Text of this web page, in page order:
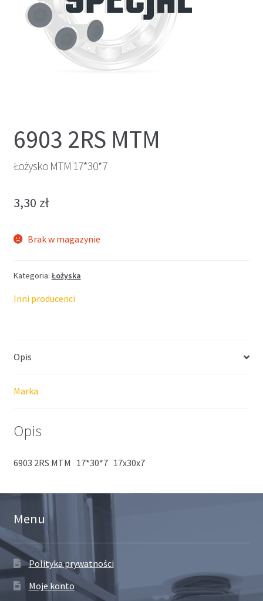
6903 2RS MTM
Łożysko MTM 17*30*7
3,30 zł
Brak w magazynie
Kategoria: Łożyska
Inni producenci
Opis
Marka
Opis
6903 2RS MTM 17*30*7 17x30x7
Menu
Polityka prywatności
Moje konto